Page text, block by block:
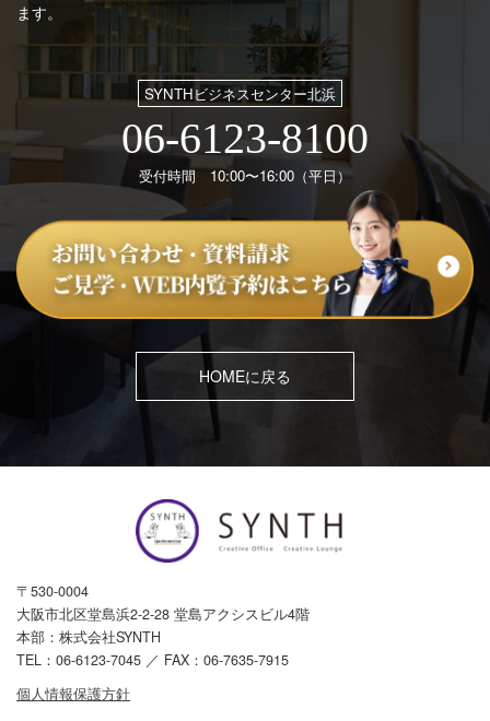
ます。
SYNTHビジネスセンター北浜
06-6123-8100
受付時間 10:00〜16:00（平日）
HOMEに戻る
〒530-0004
大阪市北区堂島浜2-2-28 堂島アクシスビル4階
本部：株式会社SYNTH
TEL： 06-6123-7045 ／ FAX：06-7635-7915
個人情報保護方針